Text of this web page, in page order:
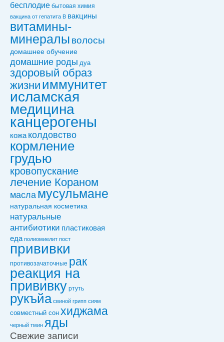
бесплодие бытовая химия
вакцинa от гепатита В вакцины
витамины-
минералы волосы
домашнее обучение
домашние роды дуа
здоровый образ
жизни иммунитет
исламская
медицина
канцерогены
кожа колдовствo
кормление
грудью
кровопускание
лечение Кораном
масла мусульмане
натуральная косметика
натуральные
антибиотики пластиковая
еда полиомиелит пост
прививки
противозачаточные рак
реакция на
прививку ртуть
рукъйа свиной грипп сиям
совместный сон хиджама
черный тмин яды
Свежие записи